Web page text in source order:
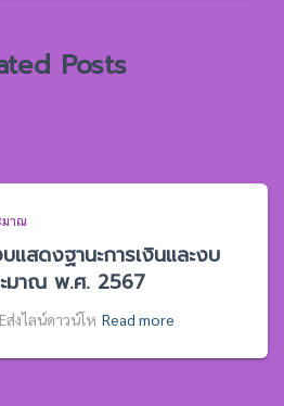
Posts
มาณ
แสดงฐานะการเงินและงบ
มาณ พ.ศ. 2567
งไลน์ดาวน์โห Read more